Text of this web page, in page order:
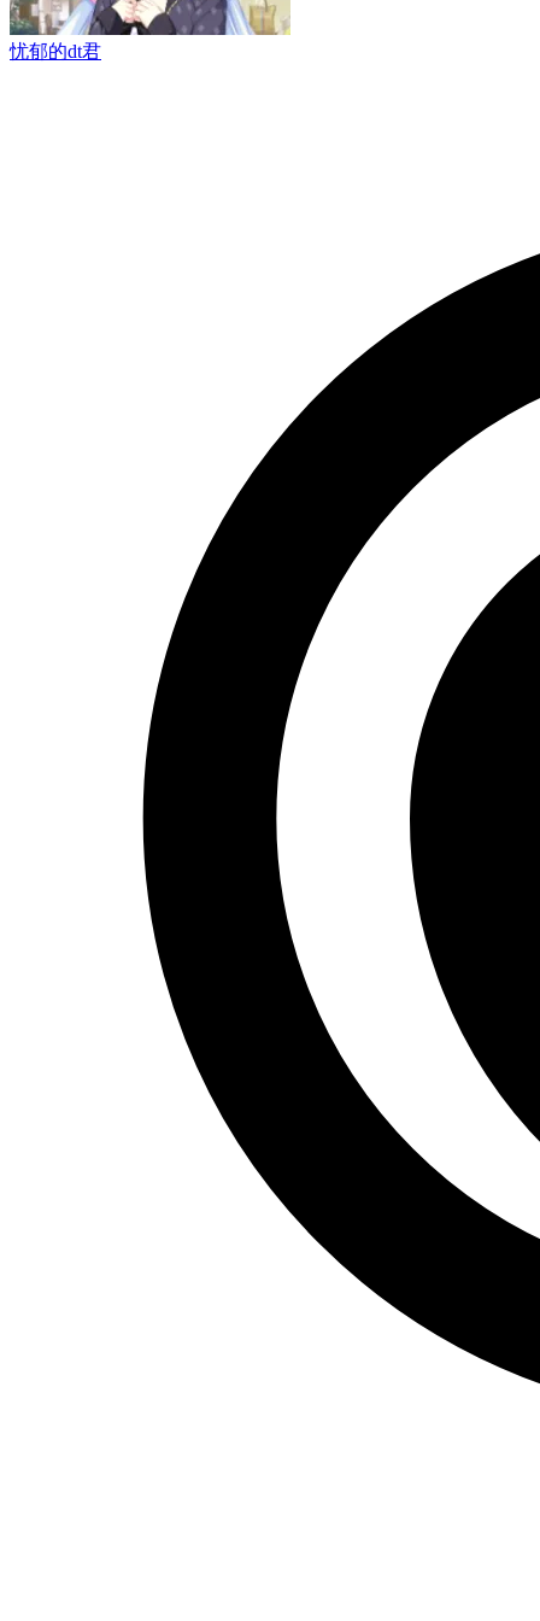
忧郁的dt君